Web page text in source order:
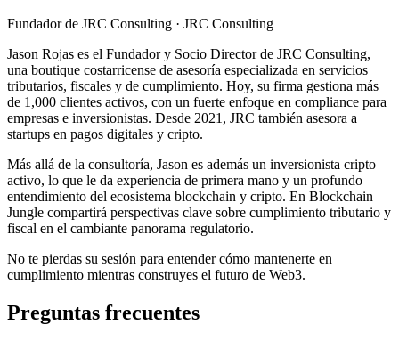
Fundador de JRC Consulting · JRC Consulting
Jason Rojas es el Fundador y Socio Director de JRC Consulting,
una boutique costarricense de asesoría especializada en servicios
tributarios, fiscales y de cumplimiento. Hoy, su firma gestiona más
de 1,000 clientes activos, con un fuerte enfoque en compliance para
empresas e inversionistas. Desde 2021, JRC también asesora a
startups en pagos digitales y cripto.
Más allá de la consultoría, Jason es además un inversionista cripto
activo, lo que le da experiencia de primera mano y un profundo
entendimiento del ecosistema blockchain y cripto. En Blockchain
Jungle compartirá perspectivas clave sobre cumplimiento tributario y
fiscal en el cambiante panorama regulatorio.
No te pierdas su sesión para entender cómo mantenerte en
cumplimiento mientras construyes el futuro de Web3.
Preguntas frecuentes